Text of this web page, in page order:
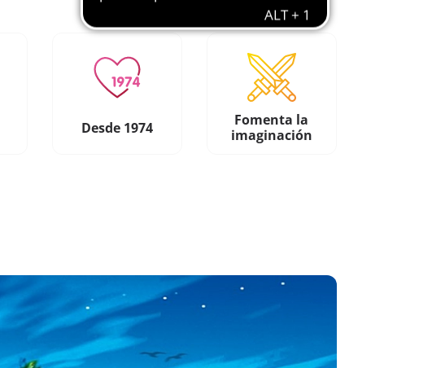
Desde 1974
Fomenta la
imaginación